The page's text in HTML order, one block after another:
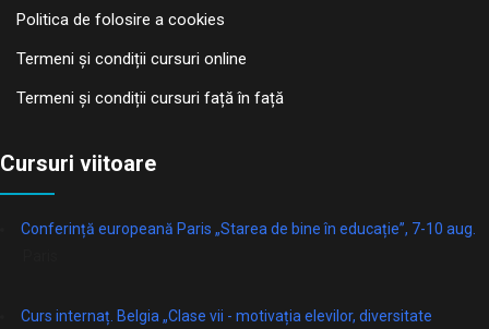
Politica de folosire a cookies
Termeni și condiții cursuri online
Termeni și condiții cursuri față în față
Cursuri viitoare
Conferință europeană Paris „Starea de bine în educație”, 7-10 aug.
Curs internaț. Belgia „Clase vii - motivația elevilor, diversitate